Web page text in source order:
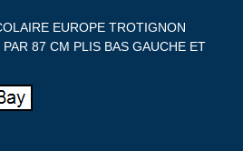
EUROPE TROTIGNON
87 CM PLIS BAS GAUCHE ET